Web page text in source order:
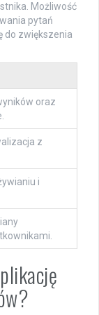
Możliwość
pytań
do zwiększenia
oraz
z
i